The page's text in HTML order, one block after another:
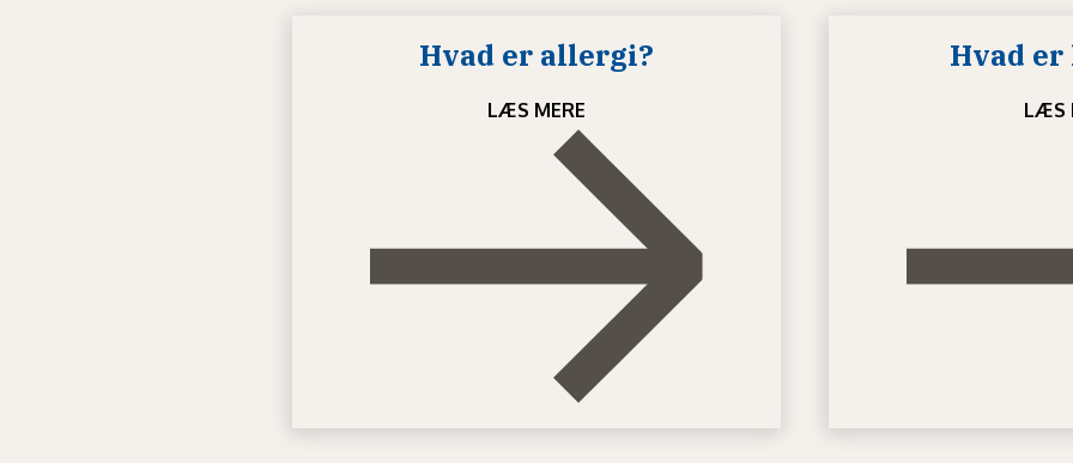
Hvad er allergi?
LÆS MERE
Hvad er
LÆS